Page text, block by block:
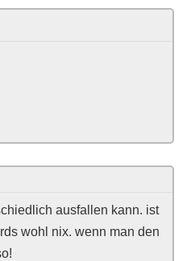
ausfallen kann. ist
wohl nix. wenn man den